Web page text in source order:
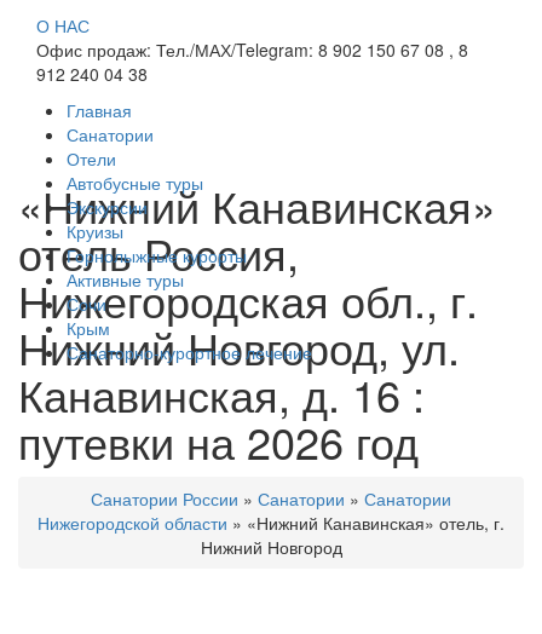
О НАС
Офис продаж: Тел./МАХ/Telegram: 8 902 150 67 08 , 8
912 240 04 38
Главная
Санатории
Отели
Автобусные туры
Экскурсии
Круизы
Горнолыжные курорты
Активные туры
Сочи
Крым
Санаторно-курортное лечение
«Нижний Канавинская»
отель Россия,
Нижегородская обл., г.
Нижний Новгород, ул.
Канавинская, д. 16 :
путевки на 2026 год
Санатории России » Санатории » Санатории
Нижегородской области » «Нижний Канавинская» отель, г.
Нижний Новгород